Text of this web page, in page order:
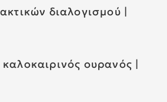
διαλογισμού |
ουρανός |